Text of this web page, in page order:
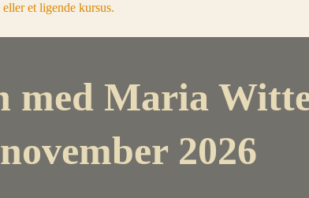
et ligende kursus.
med Maria
2026